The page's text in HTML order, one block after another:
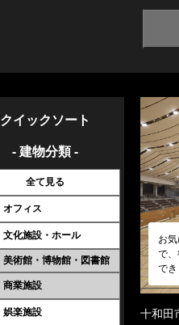
クイックソート
- 建物分類 -
全て見る
オフィス
文化施設・ホール
美術館・博物館・図書館
商業施設
娯楽施設
お
で
で
十和田